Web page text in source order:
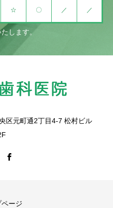
☆ 〇 ／ ／
します。
区元町通2丁目4-7 松村ビル
ページ